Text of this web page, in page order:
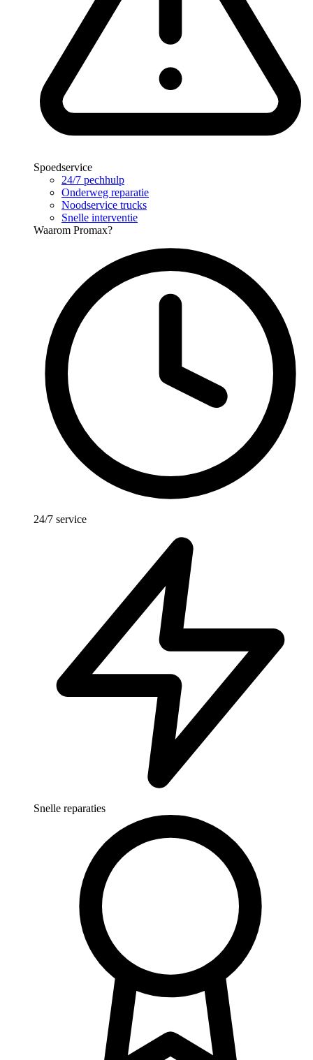
Spoedservice
24/7 pechhulp
Onderweg reparatie
Noodservice trucks
Snelle interventie
Waarom Promax?
24/7 service
Snelle reparaties